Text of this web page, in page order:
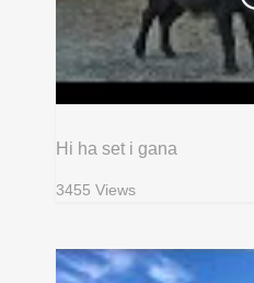
Hi ha set i gana
3455 Views